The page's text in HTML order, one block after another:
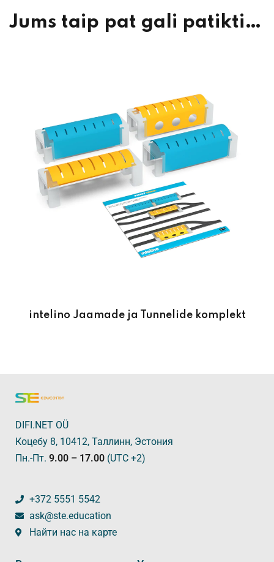
Jums taip pat gali patikti…
intelino Jaamade ja Tunnelide komplekt
DIFI.NET OÜ
Коцебу 8, 10412, Таллинн, Эстония
Пн.-Пт. 9.00 – 17.00 (UTC +2)
+372 5551 5542
ask@ste.education
Найти нас на карте